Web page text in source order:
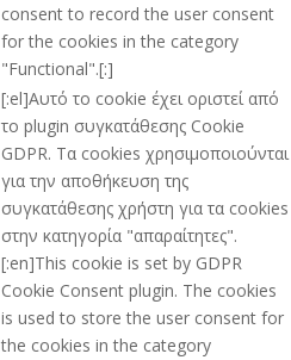
consent to record the user consent
for the cookies in the category
"Functional".[:]
[:el]Αυτό το cookie έχει οριστεί από
το plugin συγκατάθεσης Cookie
GDPR. Τα cookies χρησιμοποιούνται
για την αποθήκευση της
συγκατάθεσης χρήστη για τα cookies
στην κατηγορία "απαραίτητες".
[:en]This cookie is set by GDPR
Cookie Consent plugin. The cookies
is used to store the user consent for
the cookies in the category